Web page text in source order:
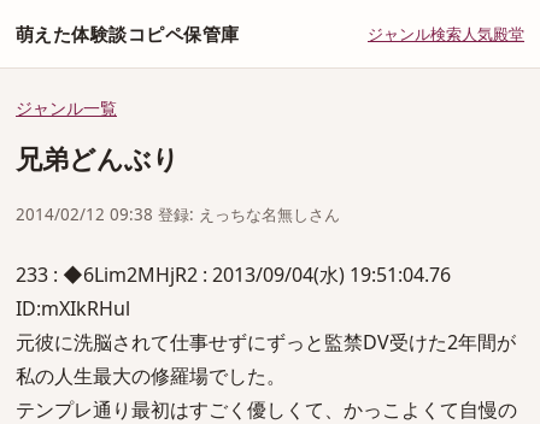
萌えた体験談コピペ保管庫 ジャンル検索人気殿堂
ジャンル一覧
兄弟どんぶり
2014/02/12 09:38 登録: えっちな名無しさん
233 : ◆6Lim2MHjR2 : 2013/09/04(水) 19:51:04.76
ID:mXIkRHul
元彼に洗脳されて仕事せずにずっと監禁DV受けた2年間が
私の人生最大の修羅場でした。
テンプレ通り最初はすごく優しくて、かっこよくて自慢の